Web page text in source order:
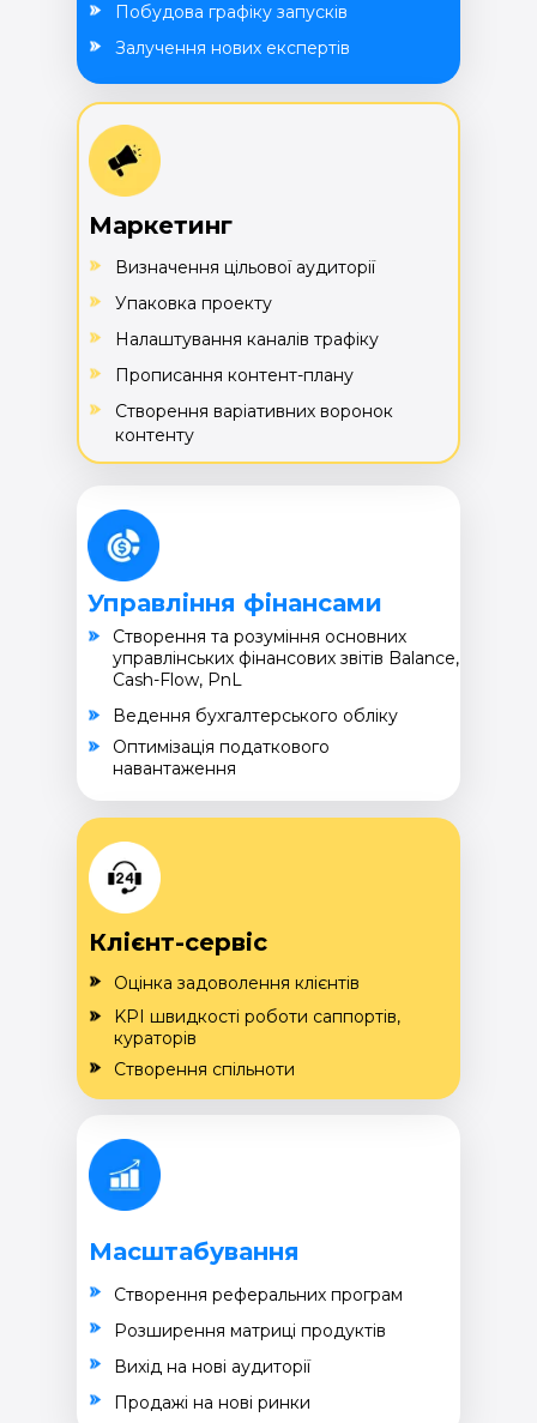
Управління фінансами
Cтворення та розуміння основних
управлінських фінансових звітів Balance,
Cash-Flow, PnL
Ведення бухгалтерського обліку
Оптимізація податкового
навантаження
Побудова графіку запусків
Залучення нових експертів
Маркетинг
Визначення цільової аудиторії
Налаштування каналів трафіку
Створення варіативних воронок
контенту
Упаковка проекту
Прописання контент-плану
Клієнт-сервіс
Оцінка задоволення клієнтів
Створення спільноти
KPI швидкості роботи саппортів,
кураторів
Масштабування
Створення реферальних програм
Вихід на нові аудиторії
Розширення матриці продуктів
Продажі на нові ринки